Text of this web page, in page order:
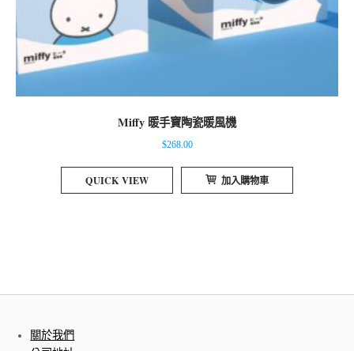
Miffy 暖手寶陶瓷暖風機
$268.00
QUICK VIEW 加入購物車
關於我們